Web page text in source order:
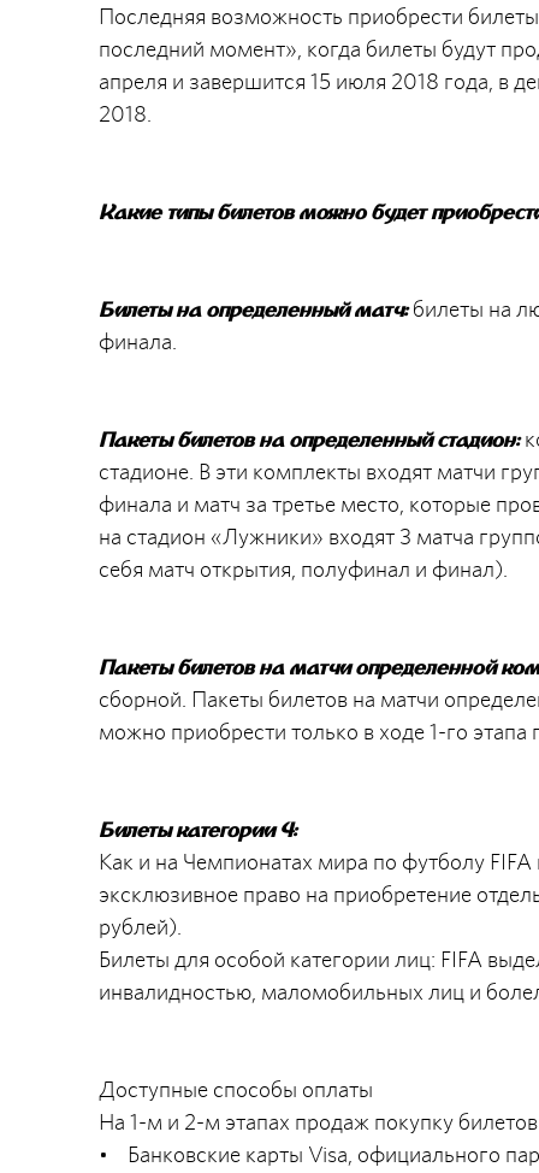
Последняя возможность приобрести
последний момент», когда билеты будут
апреля и завершится 15 июля 2018 года, в
2018.
Какие типы билетов можно будет
Билеты на определенный матч:билеты на
финала.
Пакеты билетов на определенный стадион:
стадионе. В эти комплекты входят матчи
финала и матч за третье место, которые
на стадион «Лужники» входят 3 матча
себя матч открытия, полуфинал и финал).
Пакеты билетов на матчи определенной
сборной. Пакеты билетов на матчи
можно приобрести только в ходе 1-го этапа
Билеты категории 4:
Как и на Чемпионатах мира по футболу
эксклюзивное право на приобретение
рублей).
Билеты для особой категории лиц: FIFA
инвалидностью, маломобильных лиц и
Доступные способы оплаты
На 1-м и 2-м этапах продаж покупку
• Банковские карты Visa, официального